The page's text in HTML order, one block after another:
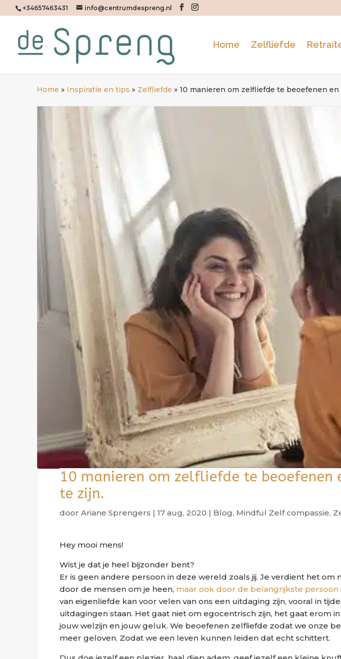
+34657463431 info@centrumdespreng.nl
Home Zelfliefde
Home » Inspiratie en tips » Zelfliefde » 10 manieren om zelfliefde te beoefenen
10 manieren om zelfliefde te beoefenen
te zijn.
doorAriane Sprengers |17 aug, 2020 | Blog, Mindful Zelf compassie,
Hey mooi mens!
Wist je dat je heel bijzonder bent?
Er is geen andere persoon in deze wereld zoals jij. Je verdient het
door de mensen om je heen, maar ook door de belangrijkste persoon
van eigenliefde kan voor velen van ons een uitdaging zijn, vooral in
uitdagingen staan. Het gaat niet om egocentrisch zijn, het gaat erom
jouw welzijn en jouw geluk. We beoefenen zelfliefde zodat we onze
meer geloven. Zodat we een leven kunnen leiden dat echt schittert.